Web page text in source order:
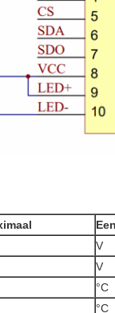
V
V
°C
°C